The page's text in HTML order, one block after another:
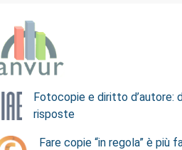
Fotocopie e diritto d’autore:
risposte
Fare copie “in regola” è più